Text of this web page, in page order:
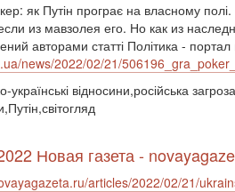
як Путін програє на власному
из мавзолея его. Но как из
авторами статті Політика -
news/2022/02/21/
українські відносини,російська
Новая газета -
articles/2022/02/21/